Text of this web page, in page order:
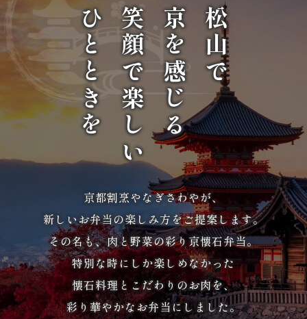
ズ
ー
か
ら
家
族
の
松山で
京を感じる
笑顔で楽しい
ひとときを
京都割烹やなぎさわやが、
新しいお弁当の楽しみ方をご提案します。
その名も、肉と野菜の彩り京懐石弁当。
特別な時にしか楽しめなかった
懐石料理とこだわりのお肉を、
彩り華やかなお弁当にしました。